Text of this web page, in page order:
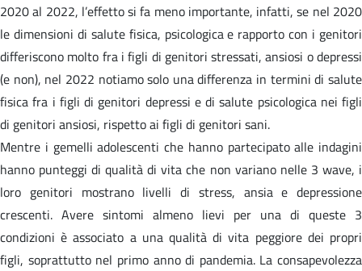
2020 al 2022, l’effetto si fa meno importante, infatti, se nel 2020
le dimensioni di salute fisica, psicologica e rapporto con i genitori
differiscono molto fra i figli di genitori stressati, ansiosi o depressi
(e non), nel 2022 notiamo solo una differenza in termini di salute
fisica fra i figli di genitori depressi e di salute psicologica nei figli
di genitori ansiosi, rispetto ai figli di genitori sani.
Mentre i gemelli adolescenti che hanno partecipato alle indagini
hanno punteggi di qualità di vita che non variano nelle 3 wave, i
loro genitori mostrano livelli di stress, ansia e depressione
crescenti. Avere sintomi almeno lievi per una di queste 3
condizioni è associato a una qualità di vita peggiore dei propri
figli, soprattutto nel primo anno di pandemia. La consapevolezza